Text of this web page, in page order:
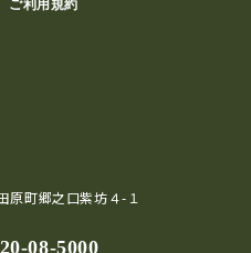
ご利用規約
町郷之口紫坊４-１
08-5000